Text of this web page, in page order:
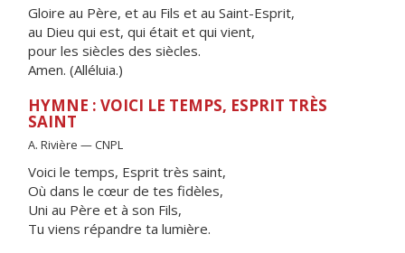
Gloire au Père, et au Fils et au Saint-Esprit,
au Dieu qui est, qui était et qui vient,
pour les siècles des siècles.
Amen. (Alléluia.)
HYMNE : VOICI LE TEMPS, ESPRIT TRÈS
SAINT
A. Rivière — CNPL
Voici le temps, Esprit très saint,
Où dans le cœur de tes fidèles,
Uni au Père et à son Fils,
Tu viens répandre ta lumière.